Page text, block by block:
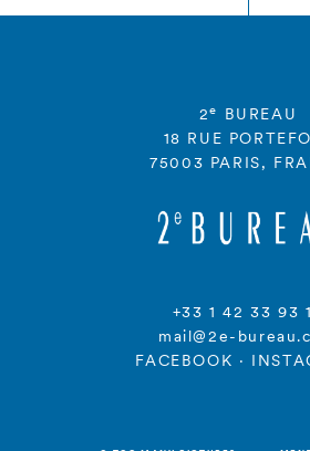
2e
BUREAU
18 RUE
75003 PARIS,
+33 1 42 33 93
mail@2e-
FACEBOOK ·